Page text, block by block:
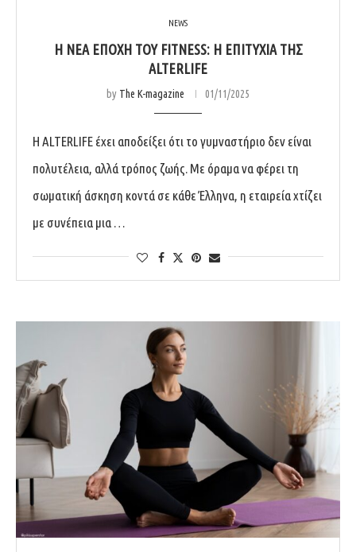
NEWS
Η ΝΈΑ ΕΠΟΧΉ ΤΟΥ FITNESS: Η ΕΠΙΤΥΧΊΑ ΤΗΣ
ALTERLIFE
by The K-magazine 01/11/2025
Η ALTERLIFE έχει αποδείξει ότι το γυμναστήριο δεν είναι
πολυτέλεια, αλλά τρόπος ζωής. Με όραμα να φέρει τη
σωματική άσκηση κοντά σε κάθε Έλληνα, η εταιρεία χτίζει
με συνέπεια μια …